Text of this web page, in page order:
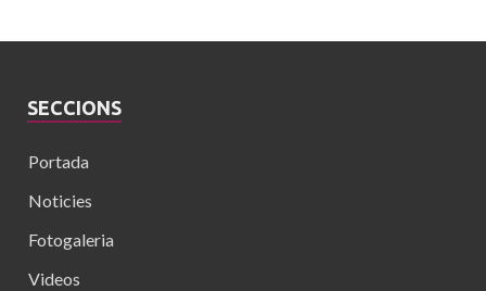
SECCIONS
Portada
Noticies
Fotogaleria
Videos